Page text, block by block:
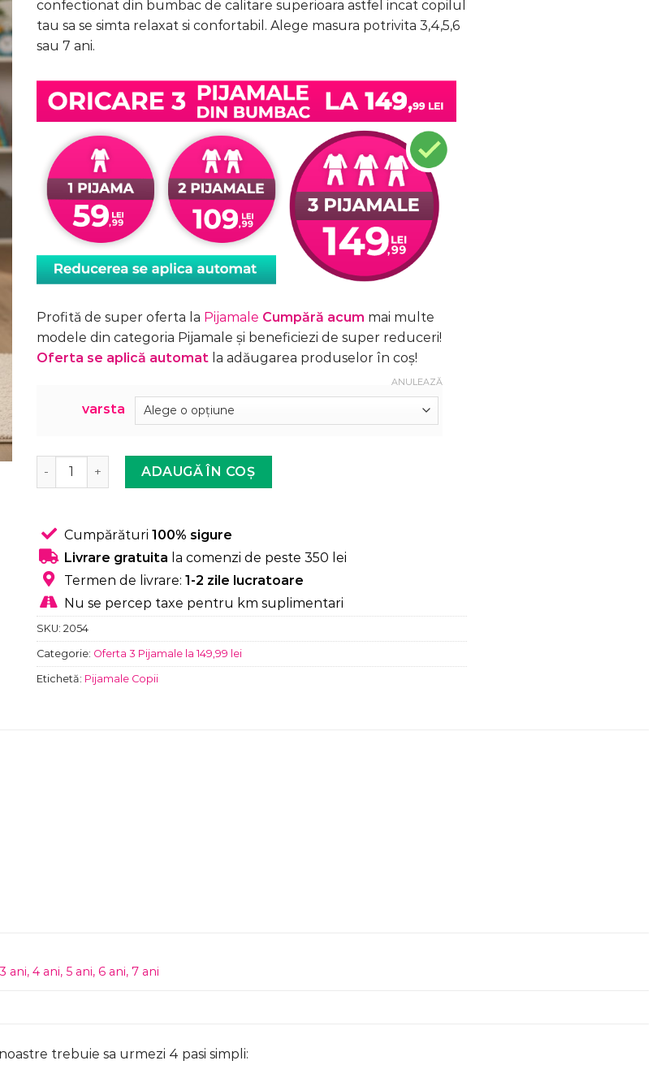
89,99 lei.
confectionat din bumbac de calitare superioara astfel incat copilul
tau sa se simta relaxat si confortabil. Alege masura potrivita 3,4,5,6
sau 7 ani.
Profită de super oferta la Pijamale Cumpără acum mai multe
modele din categoria Pijamale și beneficiezi de super reduceri!
Oferta se aplică automat la adăugarea produselor în coș!
varsta
ANULEAZĂ
Cantitate Compleu pentru copii, 3→7 ani, My Sterons, Verde
ADAUGĂ ÎN COȘ
Cumpărături 100% sigure
Livrare gratuita la comenzi de peste 350 lei
Termen de livrare: 1-2 zile lucratoare
Nu se percep taxe pentru km suplimentari
SKU: 2054
Categorie: Oferta 3 Pijamale la 149,99 lei
Etichetă: Pijamale Copii
3 ani, 4 ani, 5 ani, 6 ani, 7 ani
trebuie sa urmezi 4 pasi simpli: